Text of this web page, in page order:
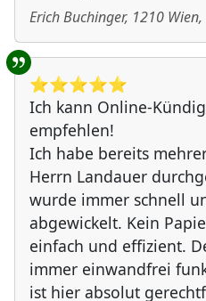
Erich Buchinger, 1210 Wien,
⭐️⭐️⭐️⭐️⭐️
Ich kann Online-
empfehlen!
Ich habe bereits
Herrn Landauer
wurde immer schnell
abgewickelt. Kein
einfach und effizient.
immer einwandfrei
ist hier absolut